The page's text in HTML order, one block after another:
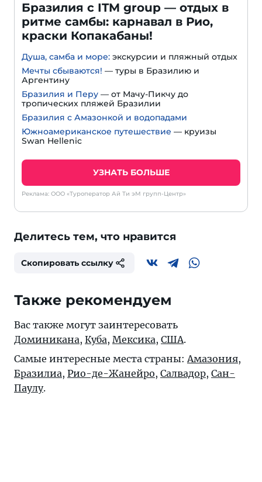
Бразилия с ITM group — отдых в
ритме самбы: карнавал в Рио,
краски Копакабаны!
Душа, самба и море: экскурсии и пляжный отдых
Мечты сбываются! — туры в Бразилию и
Аргентину
Бразилия и Перу — от Мачу-Пикчу до
тропических пляжей Бразилии
Бразилия с Амазонкой и водопадами
Южноамериканское путешествие — круизы
Swan Hellenic
УЗНАТЬ БОЛЬШЕ
Реклама: ООО «Туроператор Ай Ти эМ групп-Центр»
Делитесь тем, что нравится
Скопировать ссылку
Также рекомендуем
Вас также могут заинтересовать
Доминикана, Куба, Мексика, США.
Самые интересные места страны:Амазония,
Бразилиа, Рио-де-Жанейро, Салвадор, Сан-
Паулу.